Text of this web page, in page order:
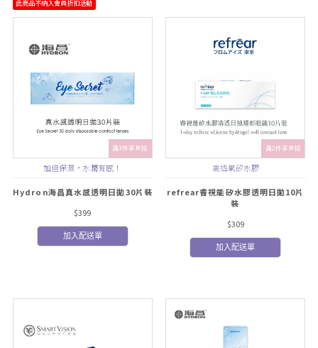
滿3件享折扣
此商品不納入會員折扣活動
加倍保濕，水潤有感！
Hydron海昌真水感透明日拋30片裝
$399
加入配送單
滿2件享折扣
高透氧矽水膠
refrear睿視能矽水膠透明日拋10片
裝
$309
加入配送單